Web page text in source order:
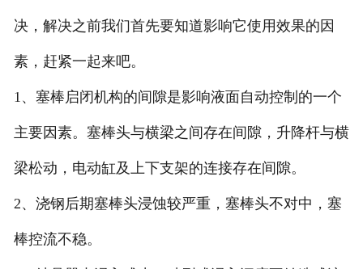
决，解决之前我们首先要知道影响它使用效果的因
素，赶紧一起来吧。
1、塞棒启闭机构的间隙是影响液面自动控制的一个
主要因素。塞棒头与横梁之间存在间隙，升降杆与横
梁松动，电动缸及上下支架的连接存在间隙。
2、浇钢后期塞棒头浸蚀较严重，塞棒头不对中，塞
棒控流不稳。